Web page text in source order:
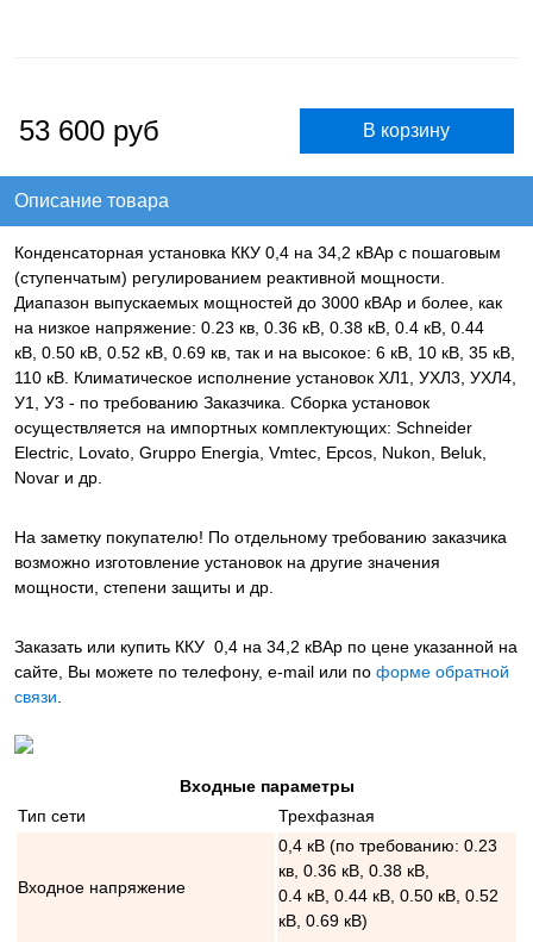
53 600 руб
Описание товара
Конденсаторная установка ККУ 0,4 на 34,2 кВАр с пошаговым
(ступенчатым) регулированием реактивной мощности.
Диапазон выпускаемых мощностей до 3000 кВАр и более, как
на низкое напряжение: 0.23 кв, 0.36 кВ, 0.38 кВ, 0.4 кВ, 0.44
кВ, 0.50 кВ, 0.52 кВ, 0.69 кв, так и на высокое: 6 кВ, 10 кВ, 35 кВ,
110 кВ. Климатическое исполнение установок ХЛ1, УХЛ3, УХЛ4,
У1, У3 - по требованию Заказчика. Сборка установок
осуществляется на импортных комплектующих: Schneider
Electric, Lovato, Gruppo Energia, Vmtec, Epcos, Nukon, Beluk,
Novar и др.
На заметку покупателю! По отдельному требованию заказчика
возможно изготовление установок на другие значения
мощности, степени защиты и др.
Заказать или купить ККУ 0,4 на 34,2 кВАр по цене указанной на
сайте, Вы можете по телефону, e-mail или по форме обратной
связи.
Входные параметры
Тип сети
Трехфазная
Входное напряжение
0,4 кВ (по требованию: 0.23
кв, 0.36 кВ, 0.38 кВ,
0.4 кВ, 0.44 кВ, 0.50 кВ, 0.52
кВ, 0.69 кВ)